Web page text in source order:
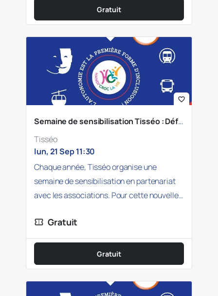
Gratuit
favorite_border
Semaine de sensibilisation Tisséo : Déficience intellectuelle et troubles cognitifs
Tisséo
lun, 21 Sep 11:30
Chaque année, Tisséo organise une
semaine de sensibilisation en partenariat
avec les associations. Pour cette nouvelle
confirmation_number Gratuit
Gratuit